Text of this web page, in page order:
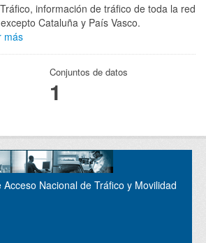
información de tráfico de toda la red
Cataluña y País Vasco.
más
Conjuntos de datos
1
Nacional de Tráfico y Movilidad